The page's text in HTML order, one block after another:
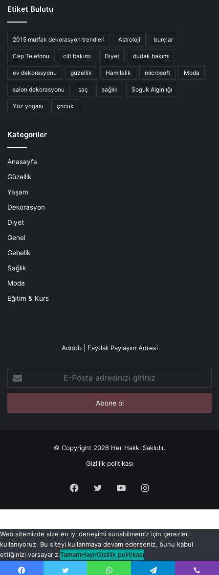
Etiket Bulutu
2015 mutfak dekorasyon trendleri Astroloji burçlar
Cep Telefonu cilt bakımı Diyet dudak bakımı
ev dekorasyonu güzellik Hamilelik microsoft Moda
salon dekorasyonu saç sağlık Soğuk Algınlığı
Yüz yogası çocuk
Kategoriler
Anasayfa
Güzellik
Yaşam
Dekorasyon
Diyet
Genel
Gebelik
Sağlık
Moda
Eğitim & Kurs
Addob | Faydalı Paylaşım Adresi
Posta
adresinizi
© Copyright 2026 Her Hakkı Saklıdır.
Gizlilik politikası
Facebook
X YouTubeInstagram
Web sitemizde size en iyi deneyimi sunabilmemiz için çerezleri
kullanıyoruz. Bu siteyi kullanmaya devam ederseniz, bunu kabul
ettiğinizi varsayarız.TamamHayırGizlilik politikası